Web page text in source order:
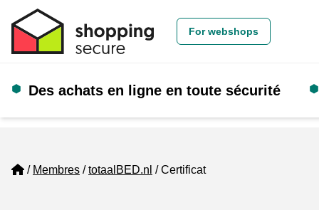
For webshops
Des achats en ligne en toute sécurité
Home
Membres totaalBED.nl Certificat